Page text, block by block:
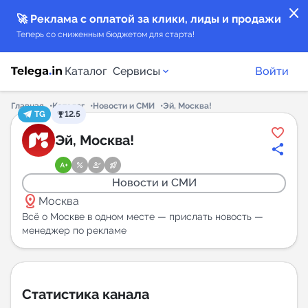
close
🚀 Реклама с оплатой за клики, лиды и продажи
Теперь со сниженным бюджетом для старта!
Каталог Сервисы
Каталог каналов
Каталог ботов
Горящие предложения
Индекс читаемости каналов в Telegram
New
New
Войти
Главная Каталог Новости и СМИ
Эй, Москва!
TG
12.5
Эй, Москва!
Новости и СМИ
distance Москва
Всё о Москве в одном месте — прислать новость —
менеджер по рекламе
Статистика канала